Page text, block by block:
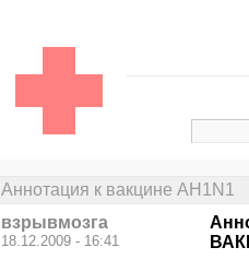
Аннотация к вакцине AH1N1
взрывмозга
18.12.2009 - 16:41